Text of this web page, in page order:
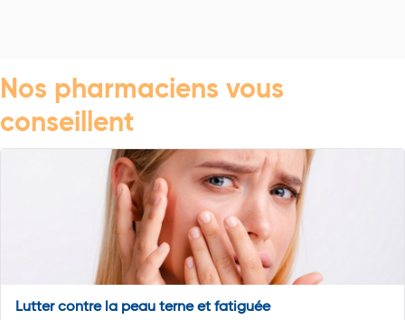
Nos pharmaciens vous
conseillent
Lutter contre la peau terne et fatiguée